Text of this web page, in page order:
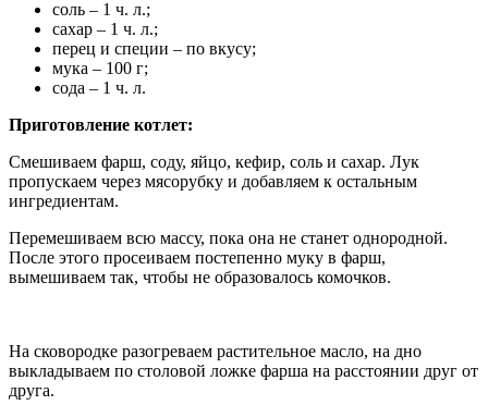
соль – 1 ч. л.;
сахар – 1 ч. л.;
перец и специи – по вкусу;
мука – 100 г;
сода – 1 ч. л.
Приготовление котлет:
Смешиваем фарш, соду, яйцо, кефир, соль и сахар. Лук
пропускаем через мясорубку и добавляем к остальным
ингредиентам.
Перемешиваем всю массу, пока она не станет однородной.
После этого просеиваем постепенно муку в фарш,
вымешиваем так, чтобы не образовалось комочков.
На сковородке разогреваем растительное масло, на дно
выкладываем по столовой ложке фарша на расстоянии друг от
друга.